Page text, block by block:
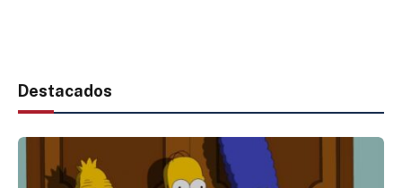
Destacados